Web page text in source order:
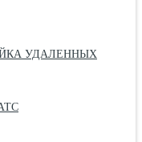
УДАЛЕННЫХ